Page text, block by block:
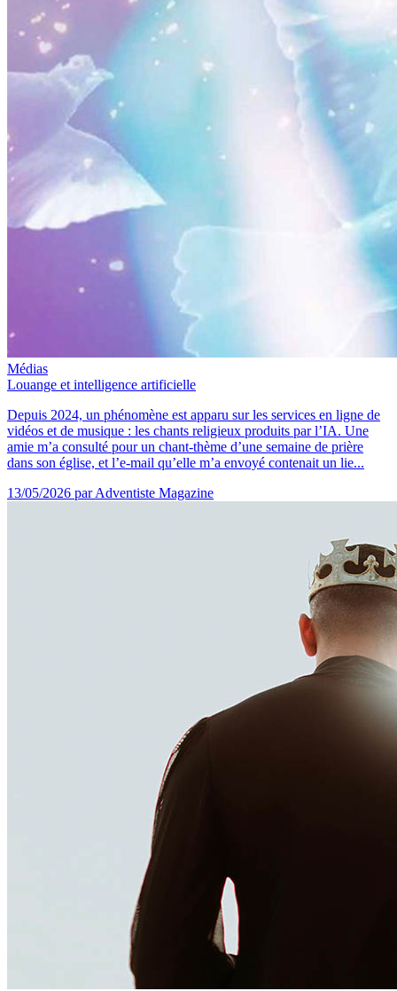
Médias
Louange et intelligence artificielle
Depuis 2024, un phénomène est apparu sur les services en ligne de
vidéos et de musique : les chants religieux produits par l’IA. Une
amie m’a consulté pour un chant-thème d’une semaine de prière
dans son église, et l’e-mail qu’elle m’a envoyé contenait un lie...
13/05/2026 par Adventiste Magazine